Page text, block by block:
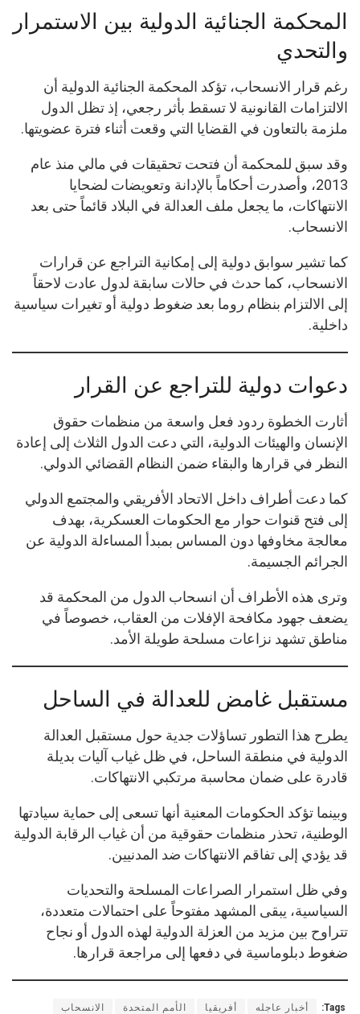
المحكمة الجنائية الدولية بين الاستمرار
والتحدي
رغم قرار الانسحاب، تؤكد المحكمة الجنائية الدولية أن
الالتزامات القانونية لا تسقط بأثر رجعي، إذ تظل الدول
ملزمة بالتعاون في القضايا التي وقعت أثناء فترة عضويتها.
وقد سبق للمحكمة أن فتحت تحقيقات في مالي منذ عام
2013، وأصدرت أحكاماً بالإدانة وتعويضات لضحايا
الانتهاكات، ما يجعل ملف العدالة في البلاد قائماً حتى بعد
الانسحاب.
كما تشير سوابق دولية إلى إمكانية التراجع عن قرارات
الانسحاب، كما حدث في حالات سابقة لدول عادت لاحقاً
إلى الالتزام بنظام روما بعد ضغوط دولية أو تغيرات سياسية
داخلية.
دعوات دولية للتراجع عن القرار
أثارت الخطوة ردود فعل واسعة من منظمات حقوق
الإنسان والهيئات الدولية، التي دعت الدول الثلاث إلى إعادة
النظر في قرارها والبقاء ضمن النظام القضائي الدولي.
كما دعت أطراف داخل الاتحاد الأفريقي والمجتمع الدولي
إلى فتح قنوات حوار مع الحكومات العسكرية، بهدف
معالجة مخاوفها دون المساس بمبدأ المساءلة الدولية عن
الجرائم الجسيمة.
وترى هذه الأطراف أن انسحاب الدول من المحكمة قد
يضعف جهود مكافحة الإفلات من العقاب، خصوصاً في
مناطق تشهد نزاعات مسلحة طويلة الأمد.
مستقبل غامض للعدالة في الساحل
يطرح هذا التطور تساؤلات جدية حول مستقبل العدالة
الدولية في منطقة الساحل، في ظل غياب آليات بديلة
قادرة على ضمان محاسبة مرتكبي الانتهاكات.
وبينما تؤكد الحكومات المعنية أنها تسعى إلى حماية سيادتها
الوطنية، تحذر منظمات حقوقية من أن غياب الرقابة الدولية
قد يؤدي إلى تفاقم الانتهاكات ضد المدنيين.
وفي ظل استمرار الصراعات المسلحة والتحديات
السياسية، يبقى المشهد مفتوحاً على احتمالات متعددة،
تتراوح بين مزيد من العزلة الدولية لهذه الدول أو نجاح
ضغوط دبلوماسية في دفعها إلى مراجعة قرارها.
Tags: أخبار عاجله أفريقيا الأمم المتحدة الانسحاب